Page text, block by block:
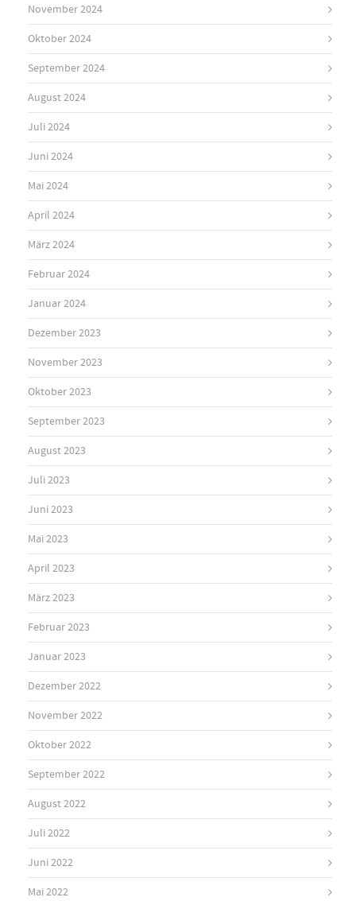
November 2024
Oktober 2024
September 2024
August 2024
Juli 2024
Juni 2024
Mai 2024
April 2024
März 2024
Februar 2024
Januar 2024
Dezember 2023
November 2023
Oktober 2023
September 2023
August 2023
Juli 2023
Juni 2023
Mai 2023
April 2023
März 2023
Februar 2023
Januar 2023
Dezember 2022
November 2022
Oktober 2022
September 2022
August 2022
Juli 2022
Juni 2022
Mai 2022